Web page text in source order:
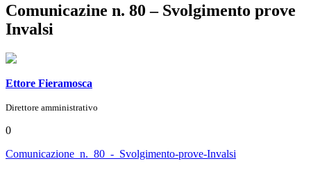
Comunicazine n. 80 – Svolgimento prove
Invalsi
Ettore Fieramosca
Direttore amministrativo
0
Comunicazione_n._80_-_Svolgimento-prove-Invalsi